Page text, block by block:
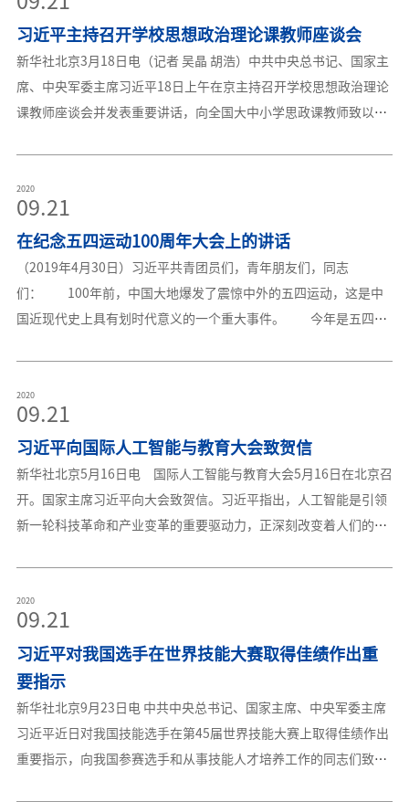
剧艺术中心一级演员奚美娟，中国美术家协会主席、中央美术学院
院长范迪安，中国疾控中心党委书记卢江，北京大学医学部常务副
主任、北京大学第三医院院长乔杰，北京体育大学中国体育政策研
究院执行院长
平希望同学们不负青春、不负韶华、不负时代，珍惜时光好好学
习，掌握知识本领，树立正确的世界观、人生观、价值观，系好人
生第一粒扣子，走好人生道路，为实现中华民族伟大复兴贡献聪明
才智。来源：新华社“新华视点”微博
习近平主持召开学校思想政治理论课教师座谈会
新华社北京3月18日电（记者 吴晶 胡浩）中共中央总书记、国家主
席、中央军委主席习近平18日上午在京主持召开学校思想政治理论
课教师座谈会并发表重要讲话，向全国大中小学思政课教师致以诚
谁培养人这个根本问题。新时代贯彻党的教育方针，要坚持马克思
主义指导地位，贯彻新时代中国特色社会主义思想，坚持社会主义
办学方向，落实立德树人的根本任务，坚持教育为人民服务、为中
国共产党治国理政服务、为巩固和发展中国特色社会主义制度服
务、为改革开放和社会主义现代化建设服务，扎根中国大地办教
育，同生产劳动和社会实践相结合，加快推进教育现代化、建设教
中央政治局常委、中央书记处书记王沪宁出席座谈会。座谈会上，
清华大学马克思主义学院退休教授林泰、中国人民大学马克思主义
学院教授刘建军、复旦大学马克思主义学院高级讲师陈果、南京航
空航天大学马克思主义学院副教授徐川、新疆农业职业技术学院马
克思主义学
2020
09.21
在纪念五四运动100周年大会上的讲话
（2019年4月30日）习近平共青团员们，青年朋友们，同志
们： 100年前，中国大地爆发了震惊中外的五四运动，这是中
国近现代史上具有划时代意义的一个重大事件。 今年是五四运
怀和革命精神，总结党和人民探索实现民族复兴道路的宝贵经验，
这对发扬五四精神，激励全党全国各族人民特别是新时代中国青年
为全面建成小康社会、加快建设社会主义现代化国家、实现中华民
族伟大复兴的中国梦而奋斗，具有十分重大的意义。 青年朋友
们、同志们！ 五四运动，爆发于民族危难之际，是一场以先进
青年知识分子为先锋、广大人民群众参加的彻底反帝反封建的伟大
化新知识的伟大思想启蒙运动和新文化运动，以磅礴之力鼓动了中
国人民和中华民族实现民族复兴的志向和信心。 五四运动，以
彻底反帝反封建的革命性、追求救国强国真理的进步性、各族各界
群众积极参与的广泛性，推动了中国社会进步，促进了马克思主义
在中国的
2020
09.21
习近平向国际人工智能与教育大会致贺信
新华社北京5月16日电 国际人工智能与教育大会5月16日在北京召
开。国家主席习近平向大会致贺信。习近平指出，人工智能是引领
新一轮科技革命和产业变革的重要驱动力，正深刻改变着人们的生
攻方向，培养大批具有创新能力和合作精神的人工智能高端人才，
是教育的重要使命。习近平强调，中国高度重视人工智能对教育的
深刻影响，积极推动人工智能和教育深度融合，促进教育变革创
新，充分发挥人工智能优势，加快发展伴随每个人一生的教育、平
等面向每个人的教育、适合每个人的教育、更加开放灵活的教育。
中国愿同世界各国一道，聚焦人工智能发展前沿问题，深入探讨人
工智能快速发展条件下教育发展创新的思路和举措，凝聚共识、深
2020
09.21
习近平对我国选手在世界技能大赛取得佳绩作出重
要指示
新华社北京9月23日电 中共中央总书记、国家主席、中央军委主席
习近平近日对我国技能选手在第45届世界技能大赛上取得佳绩作出
重要指示，向我国参赛选手和从事技能人才培养工作的同志们致以